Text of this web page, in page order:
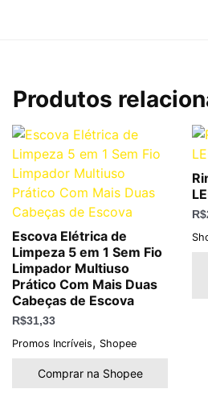
Produtos
Escova Elétrica de
Limpeza 5 em 1 Sem Fio
Limpador Multiuso
Prático Com Mais Duas
Cabeças de Escova
R$31,33
Promos Incríveis, Shopee
Comprar na Shopee
R$